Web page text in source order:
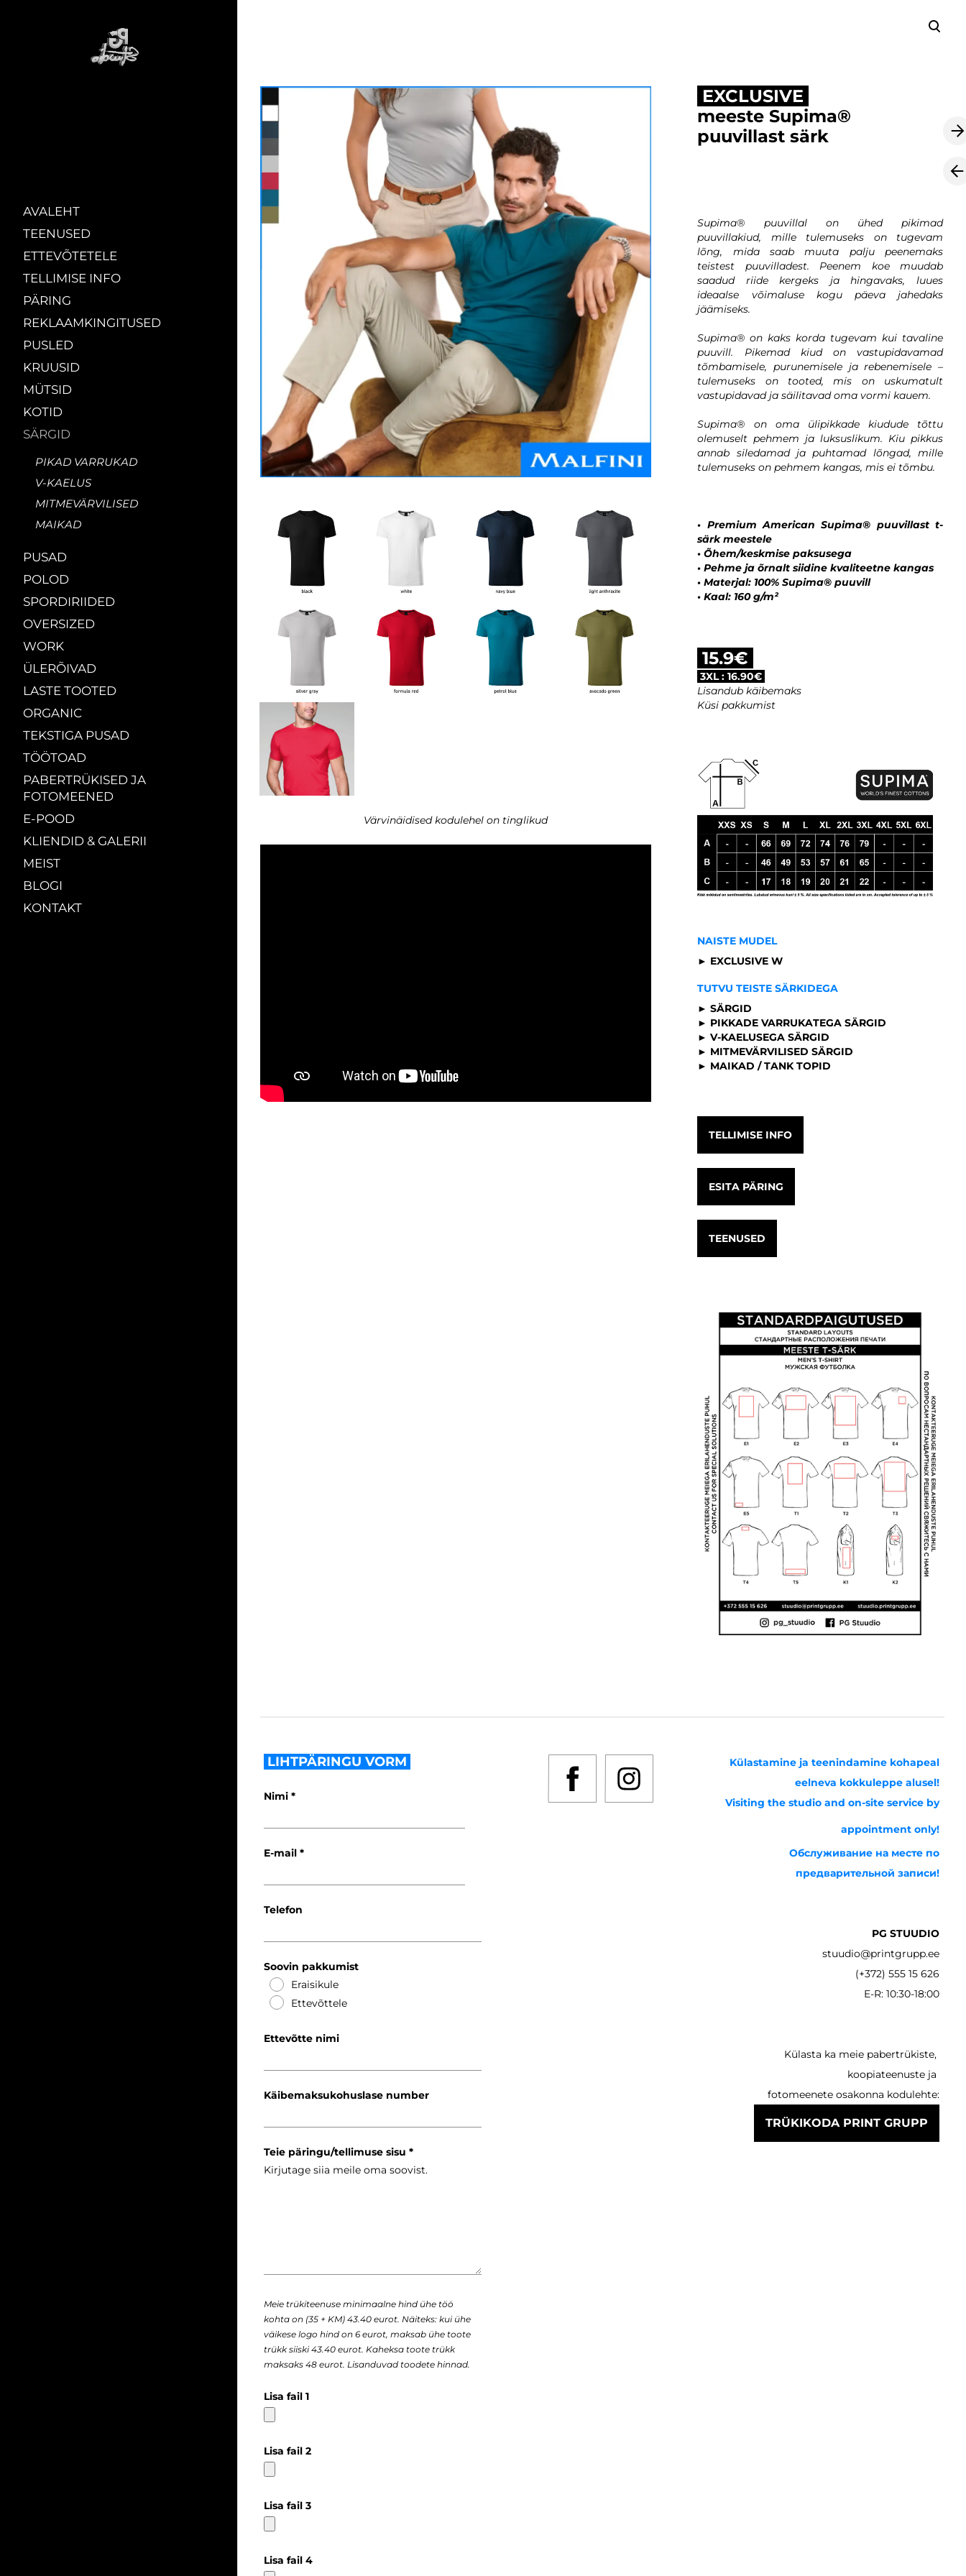
AVALEHT
TEENUSED
ETTEVÕTETELE
TELLIMISE INFO
PÄRING
REKLAAMKINGITUSED
PUSLED
KRUUSID
MÜTSID
KOTID
SÄRGID
PIKAD VARRUKAD
V-KAELUS
MITMEVÄRVILISED
MAIKAD
PUSAD
POLOD
SPORDIRIIDED
OVERSIZED
WORK
ÜLERÕIVAD
LASTE TOOTED
ORGANIC
TEKSTIGA PUSAD
TÖÖTOAD
PABERTRÜKISED JA
FOTOMEENED
E-POOD
KLIENDID & GALERII
MEIST
BLOGI
KONTAKT
Värvinäidised kodulehel on tinglikud
EXCLUSIVE
meeste Supima®
puuvillast särk
Supima® puuvillal on ühed pikimad
puuvillakiud, mille tulemuseks on tugevam
lõng, mida saab muuta palju peenemaks
teistest puuvilladest. Peenem koe muudab
saadud riide kergeks ja hingavaks, luues
ideaalse võimaluse kogu päeva jahedaks
jäämiseks.
Supima® on kaks korda tugevam kui tavaline
puuvill. Pikemad kiud on vastupidavamad
tõmbamisele, purunemisele ja rebenemisele –
tulemuseks on tooted, mis on uskumatult
vastupidavad ja säilitavad oma vormi kauem.
Supima® on oma ülipikkade kiudude tõttu
olemuselt pehmem ja luksuslikum. Kiu pikkus
annab siledamad ja puhtamad lõngad, mille
tulemuseks on pehmem kangas, mis ei tõmbu.
• Premium American Supima® puuvillast t-
särk meestele
• Õhem/keskmise paksusega
• Pehme ja õrnalt siidine kvaliteetne kangas
• Materjal: 100% Supima® puuvill
• Kaal: 160 g/m²
15.9€
3XL : 16.90€
Lisandub käibemaks
Küsi pakkumist
NAISTE MUDEL
► EXCLUSIVE W
TUTVU TEISTE SÄRKIDEGA
► SÄRGID
► PIKKADE VARRUKATEGA SÄRGID
► V-KAELUSEGA SÄRGID
► MITMEVÄRVILISED SÄRGID
► MAIKAD / TANK TOPID
TELLIMISE INFO
ESITA PÄRING
TEENUSED
LIHTPÄRINGU VORM
Nimi
E-mail
Telefon
Soovin pakkumist
Eraisikule
Ettevõttele
Ettevõtte nimi
Käibemaksukohuslase number
Teie päringu/tellimuse sisu
Meie trükiteenuse minimaalne hind ühe töö
kohta on (35 + KM) 43.40 eurot. Näiteks: kui ühe
väikese logo hind on 6 eurot, maksab ühe toote
trükk siiski 43.40 eurot. Kaheksa toote trükk
maksaks 48 eurot. Lisanduvad toodete hinnad.
Lisa fail 1
Lisa fail 2
Lisa fail 3
Lisa fail 4
Külastamine ja teenindamine kohapeal
eelneva kokkuleppe alusel!
Visiting the studio and on-site service by
appointment only!
Обслуживание на месте по
предварительной записи!
PG STUUDIO
stuudio@printgrupp.ee
(+372) 555 15 626
E-R: 10:30-18:00
Külasta ka meie pabertrükiste,
koopiateenuste ja
fotomeenete osakonna kodulehte:
TRÜKIKODA PRINT GRUPP